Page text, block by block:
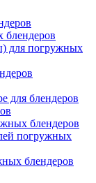
для погружных
для блендеров
блендеров
погружных
блендеров